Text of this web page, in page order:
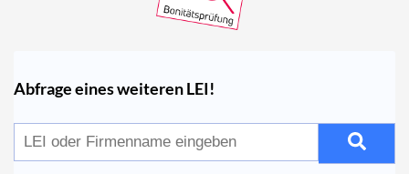
Abfrage eines weiteren LEI!